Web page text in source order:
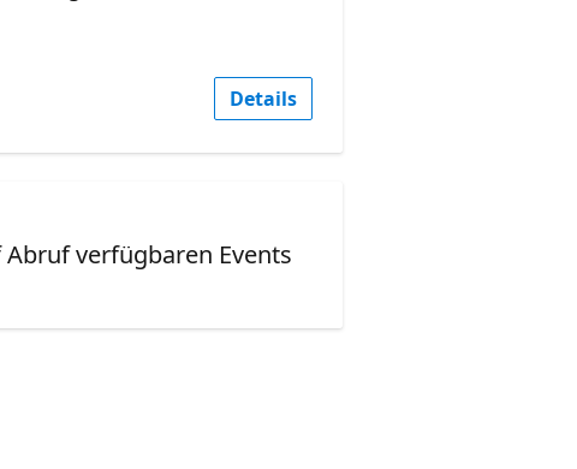
Details
verfügbaren Events